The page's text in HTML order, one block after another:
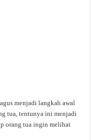
menjadi langkah awal
tua, tentunya ini menjadi
orang tua ingin melihat